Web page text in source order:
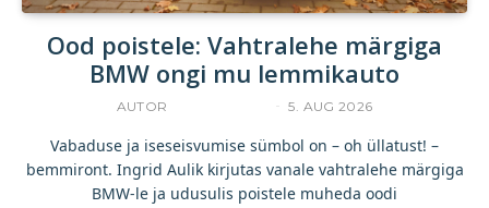
Ood poistele: Vahtralehe märgiga
BMW ongi mu lemmikauto
AUTOR 5. AUG 2026
Vabaduse ja iseseisvumise sümbol on – oh üllatust! –
bemmiront. Ingrid Aulik kirjutas vanale vahtralehe märgiga
BMW-le ja udusulis poistele muheda oodi